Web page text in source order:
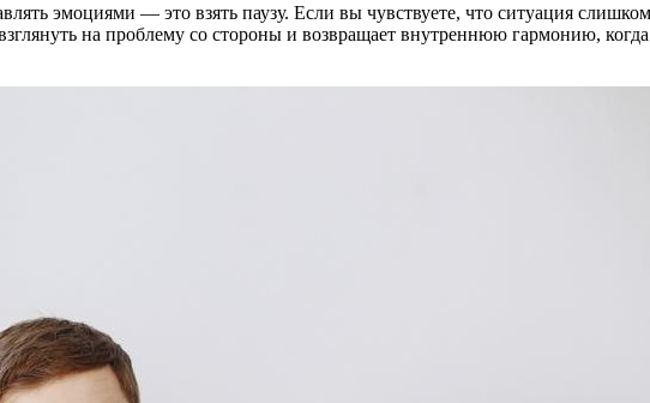
эмоциями — это взять паузу. Если вы чувствуете, что ситуация
на проблему со стороны и возвращает внутреннюю гармонию,